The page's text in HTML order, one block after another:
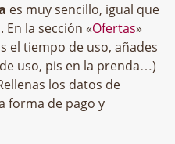
es muy sencillo, igual que
la sección «Ofertas»
el tiempo de uso, añades
uso, pis en la prenda…)
los datos de
forma de pago y